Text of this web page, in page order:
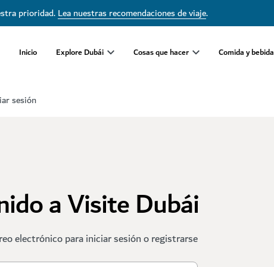
prioridad.Lea nuestras recomendaciones de viaje.
Inicio Explore Dubái Cosas que hacer Comida y bebida
sesión
a Visite Dubái
electrónico para iniciar sesión o registrarse